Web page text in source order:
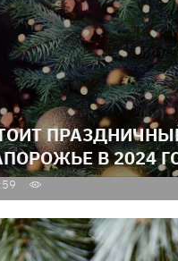
В 2024